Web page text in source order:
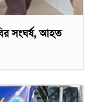
সংঘর্ষ, আহত